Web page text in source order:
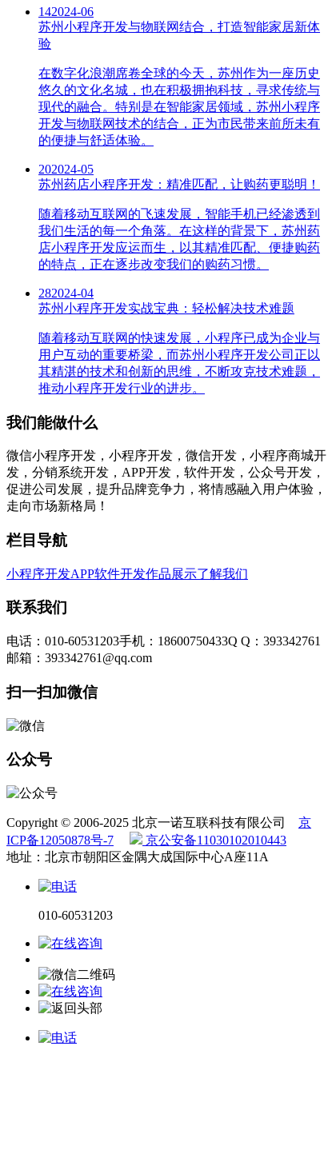
142024-06
苏州小程序开发与物联网结合，打造智能家居新体
验
在数字化浪潮席卷全球的今天，苏州作为一座历史
悠久的文化名城，也在积极拥抱科技，寻求传统与
现代的融合。特别是在智能家居领域，苏州小程序
开发与物联网技术的结合，正为市民带来前所未有
的便捷与舒适体验。
202024-05
苏州药店小程序开发：精准匹配，让购药更聪明！
随着移动互联网的飞速发展，智能手机已经渗透到
我们生活的每一个角落。在这样的背景下，苏州药
店小程序开发应运而生，以其精准匹配、便捷购药
的特点，正在逐步改变我们的购药习惯。
282024-04
苏州小程序开发实战宝典：轻松解决技术难题
随着移动互联网的快速发展，小程序已成为企业与
用户互动的重要桥梁，而苏州小程序开发公司正以
其精湛的技术和创新的思维，不断攻克技术难题，
推动小程序开发行业的进步。
我们能做什么
微信小程序开发，小程序开发，微信开发，小程序商城开
发，分销系统开发，APP开发，软件开发，公众号开发，
促进公司发展，提升品牌竞争力，将情感融入用户体验，
走向市场新格局！
栏目导航
小程序开发APP软件开发作品展示了解我们
联系我们
电话：010-60531203手机：18600750433Q Q：393342761
邮箱：393342761@qq.com
扫一扫加微信
公众号
Copyright © 2006-2025 北京一诺互联科技有限公司 京
ICP备12050878号-7
京公安备11030102010443
地址：北京市朝阳区金隅大成国际中心A座11A
010-60531203